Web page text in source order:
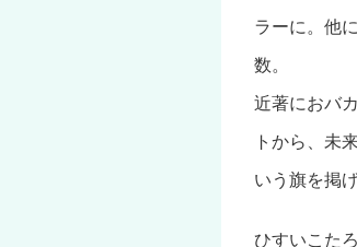
ラーに。他
数。
近著におバ
トから、未
いう旗を掲
ひすいこた